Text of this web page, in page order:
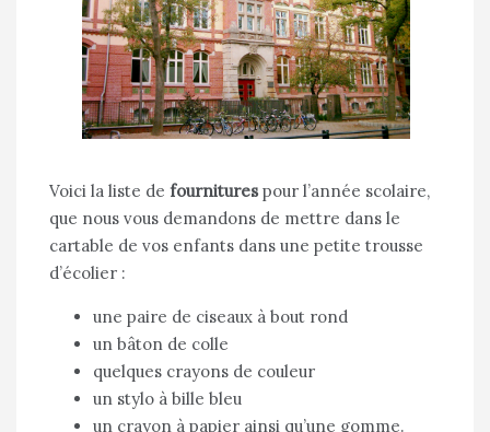
Voici la liste de fournitures pour l’année scolaire,
que nous vous demandons de mettre dans le
cartable de vos enfants dans une petite trousse
d’écolier :
une paire de ciseaux à bout rond
un bâton de colle
quelques crayons de couleur
un stylo à bille bleu
un crayon à papier ainsi qu’une gomme.